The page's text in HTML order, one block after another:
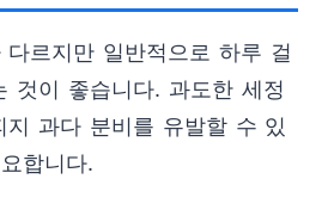
르지만 일반적으로 하루 걸
것이 좋습니다. 과도한 세정
지 과다 분비를 유발할 수 있
합니다.